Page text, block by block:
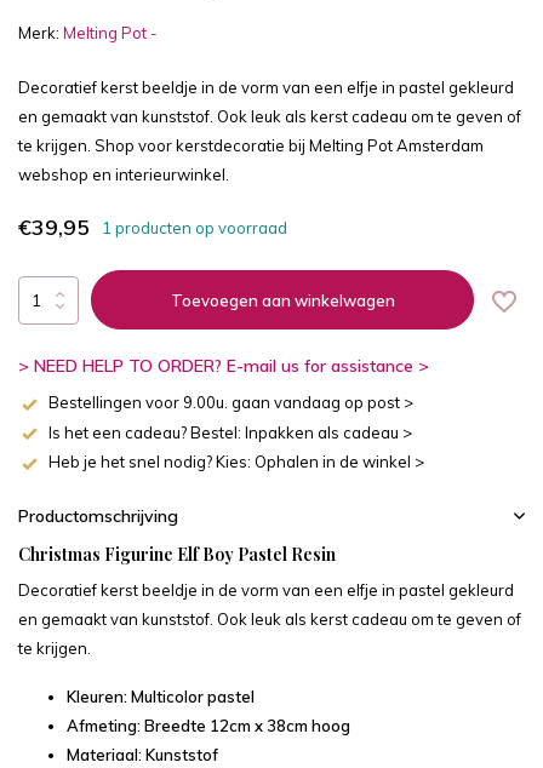
Merk: Melting Pot -
Decoratief kerst beeldje in de vorm van een elfje in pastel gekleurd
en gemaakt van kunststof. Ook leuk als kerst cadeau om te geven of
te krijgen. Shop voor kerstdecoratie bij Melting Pot Amsterdam
webshop en interieurwinkel.
€39,95 1 producten op voorraad
Toevoegen aan winkelwagen
> NEED HELP TO ORDER? E-mail us for assistance >
Bestellingen voor 9.00u. gaan vandaag op post >
Is het een cadeau? Bestel: Inpakken als cadeau >
Heb je het snel nodig? Kies: Ophalen in de winkel >
Productomschrijving
Christmas Figurine Elf Boy Pastel Resin
Decoratief kerst beeldje in de vorm van een elfje in pastel gekleurd
en gemaakt van kunststof. Ook leuk als kerst cadeau om te geven of
te krijgen.
Kleuren: Multicolor pastel
Afmeting: Breedte 12cm x 38cm hoog
Materiaal: Kunststof